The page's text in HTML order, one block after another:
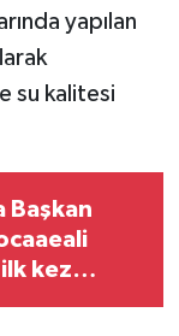
yapılan
su kalitesi
Başkan
kez